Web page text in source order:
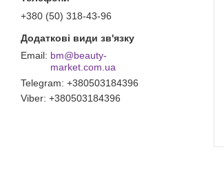
+380 (50) 318-43-96
bm@beauty-
market.com.ua
Telegram +380503184396
Viber +380503184396